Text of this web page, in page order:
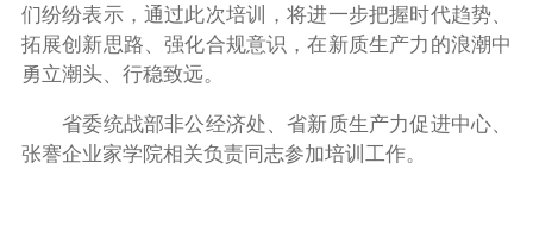
们纷纷表示，通过此次培训，将进一步把握时代趋势、
拓展创新思路、强化合规意识，在新质生产力的浪潮中
勇立潮头、行稳致远。
省委统战部非公经济处、省新质生产力促进中心、
张謇企业家学院相关负责同志参加培训工作。